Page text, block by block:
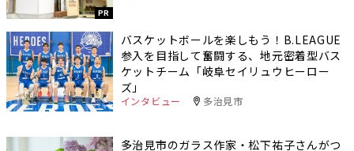
PR
バスケットボールを楽しもう！B.LEAGUE
参入を目指して奮闘する、地元密着型バス
ケットチーム「岐阜セイリュウヒーロー
ズ」
インタビュー 多治見市
多治見市のガラス作家・松下祐子さんがつ